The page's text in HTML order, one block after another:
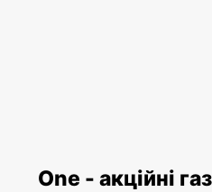
One - акційні